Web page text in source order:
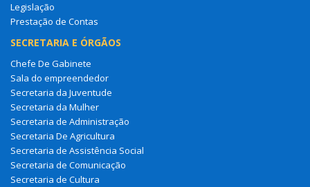
Legislação
Prestação de Contas
SECRETARIA E ÓRGÃOS
Chefe De Gabinete
Sala do empreendedor
Secretaria da Juventude
Secretaria da Mulher
Secretaria de Administração
Secretaria De Agricultura
Secretaria de Assistência Social
Secretaria de Comunicação
Secretaria de Cultura